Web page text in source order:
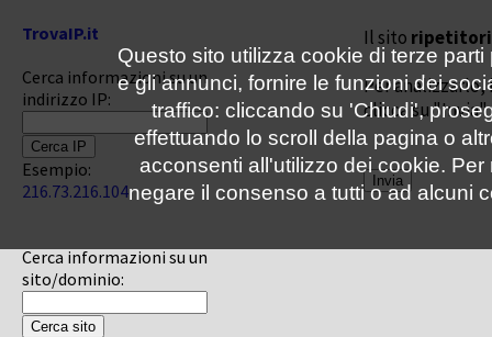
TrovaIP.it
Cerca informazioni su un
indirizzo IP:
Esempio:
216.73.216.104
Cerca informazioni su un
sito/dominio:
Il sito
Per
clicca su "Invia"
Questo sito utilizza cookie di terze
e gli annunci, fornire le funzioni dei
traffico: cliccando su 'Chiudi',
effettuando lo scroll della pagina o
acconsenti all'utilizzo dei cookie.
negare il consenso a tutti o ad alcuni